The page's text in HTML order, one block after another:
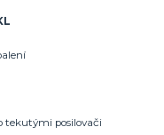
tekutými posilovači